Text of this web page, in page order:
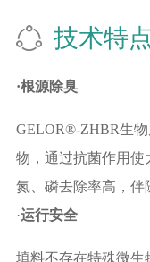
技术特
·根源除臭
GELOR®-ZHBR生
物，通过抗菌作用使
氮、磷去除率高，伴
·运行安全
填料不存在特殊微生